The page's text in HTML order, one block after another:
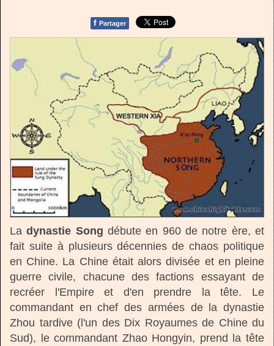
f Partager
Ladynastie Song débute en 960 de notre ère, et
fait suite à plusieurs décennies de chaos politique
en Chine. La Chine était alors divisée et en pleine
guerre civile, chacune des factions essayant de
recréer l'Empire et d'en prendre la tête. Le
commandant en chef des armées de la dynastie
Zhou tardive (l'un des Dix Royaumes de Chine du
Sud), le commandant Zhao Hongyin, prend la tête